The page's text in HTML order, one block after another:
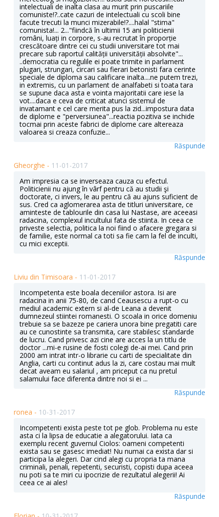
intelectuali de inalta clasa au murit prin puscariile
comuniste!?..cate cazuri de intelectuali cu scoli bine
facute trecuti la munci mizerabile!?....halal "stima"
comunista!... 2..."fiindcă în ultimii 15 ani politicienii
români, luați in corpore, s-au recrutat în proporție
crescătoare dintre cei cu studii universitare tot mai
precare sub raportul calității universității absolvite"...
..democratia cu regulile ei poate trimite in parlament
plugari, strungari, circari sau fierari betonisti fara cerinte
speciale de diploma sau calificare inalta....ne putem trezi,
in extremis, cu un parlament de analfabeti si toata tara
se supune daca asta e vointa majoritatii care iese la
vot....daca e ceva de criticat atunci sistemul de
invatamant e cel care merita pus la zid...impostura data
de diplome e "perversiunea"...reactia pozitiva se inchide
tocmai prin aceste fabrici de diplome care altereaza
valoarea si creaza confuzie...
Răspunde
Gheorghe - 11-01-2017
Am impresia ca se inverseaza cauza cu efectul.
Politicienii nu ajung în vârf pentru că au studii şi
doctorate, ci invers, le au pentru că au ajuns suficient de
sus. Cred ca aglomerarea asta de titluri universitare, ce
aminteste de tablourile din casa lui Nastase, are aceeasi
radacina, complexul incultului fata de stiinta. In ceea ce
priveste selectia, politica la noi fiind o afacere gregara si
de familie, este normal ca toti sa fie cam la fel de inculti,
cu mici exceptii.
Răspunde
Liviu din Timisoara - 11-01-2017
Incompetenta este boala deceniilor astora. Isi are
radacina in anii 75-80, de cand Ceausescu a rupt-o cu
mediul academic extern si al-de Leana a devenit
dumnezeul stiintei romanesti. O scoala in orice domeniu
trebuie sa se bazeze pe cariera unora bine pregatiti care
au ce cunostinte sa transmita, care stabilesc standarde
de lucru. Cand privesc azi cine are acces la un titlu de
doctor ...mi-e rusine de fosti colegi de-ai mei. Cand prin
2000 am intrat intr-o librarie cu carti de specialitate din
Anglia, carti cu continut adus la zi, care costau mai mult
decat aveam eu salariul , am priceput ca nu pretul
salamului face diferenta dintre noi si ei ...
Răspunde
ronea - 10-31-2017
Incompetenti exista peste tot pe glob. Problema nu este
asta ci la lipsa de educatie a alegatorului. Iata ca
exemplu recent guvernul Ciolos: oameni competenti
exista sau se gasesc imediat! Nu numai ca exista dar si
participa la alegeri. Dar cind alegi cu propria ta mana
criminali, penali, repetenti, securisti, copisti dupa aceea
nu poti sa te miri cu ipocrizie de rezultatul alegerii! Ai
ceea ce ai ales!
Răspunde